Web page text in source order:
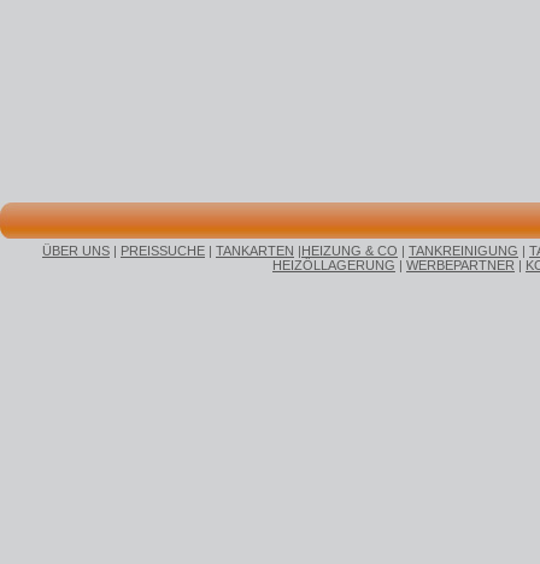
ÜBER UNS | PREISSUCHE | TANKARTEN |HEIZUNG & CO | TANKREINIGUNG |
HEIZÖLLAGERUNG | WERBEPARTNER |